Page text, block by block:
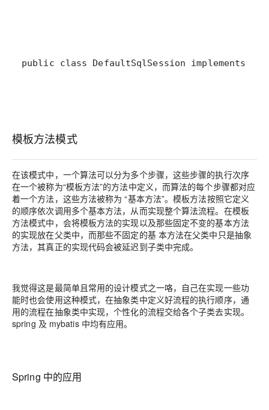
public class DefaultSqlSession implements
模板方法模式
在该模式中，一个算法可以分为多个步骤，这些步骤的执行次序
在一个被称为“模板方法”的方法中定义，而算法的每个步骤都对应
着一个方法，这些方法被称为 “基本方法”。模板方法按照它定义
的顺序依次调用多个基本方法，从而实现整个算法流程。在模板
方法模式中，会将模板方法的实现以及那些固定不变的基本方法
的实现放在父类中，而那些不固定的基 本方法在父类中只是抽象
方法，其真正的实现代码会被延迟到子类中完成。
我觉得这是最简单且常用的设计模式之一咯，自己在实现一些功
能时也会使用这种模式，在抽象类中定义好流程的执行顺序，通
用的流程在抽象类中实现，个性化的流程交给各个子类去实现。
spring 及 mybatis 中均有应用。
Spring 中的应用